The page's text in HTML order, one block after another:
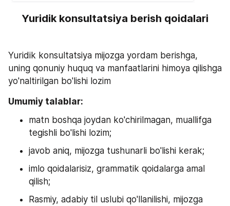
Yuridik konsultatsiya berish qoidalari
Yuridik konsultatsiya mijozga yordam berishga,
uning qonuniy huquq va manfaatlarini himoya qilishga
yo'naltirilgan bo'lishi lozim
Umumiy talablar:
matn boshqa joydan ko'chirilmagan, muallifga
tegishli bo'lishi lozim;
javob aniq, mijozga tushunarli bo'lishi kerak;
imlo qoidalarisiz, grammatik qoidalarga amal
qilish;
Rasmiy, adabiy til uslubi qo'llanilishi, mijozga